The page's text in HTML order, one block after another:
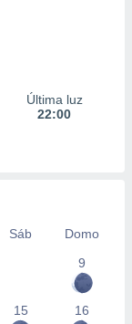
Última luz
22:00
Sáb
Domo
9
15 16